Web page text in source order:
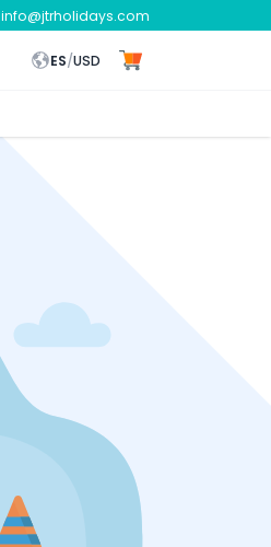
info@jtrholidays.com
ES/USD